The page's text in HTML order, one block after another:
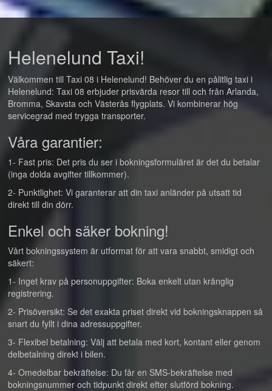
Helenelund Taxi!
Välkommen till Taxi 08 i Helenelund! Behöver du en pålitlig taxi i
Helenelund: Taxi 08 erbjuder prisvärda resor till och från Arlanda,
Bromma, Skavsta och Västerås flygplats. Vi kombinerar hög
servicegrad med trygga transporter.
Våra garantier:
1- Fast pris: Det pris du ser i bokningsformuläret är det du betalar
(inga dolda avgifter tillkommer).
2- Punktlighet: Vi garanterar att din taxi anländer på utsatt tid
direkt till din dörr.
Enkel och säker bokning!
Vårt bokningssystem är utformat för att vara snabbt, smidigt och
säkert:
1- Inget krav på personuppgifter: Boka enkelt utan krånglig
registrering.
2- Prisöversikt: Se det exakta priset direkt vid bokningsknappen så
snart du fyllt i dina adressuppgifter.
3- Flexibel betalning: Välj att betala med kort, kontant eller genom
delbetalning direkt i bilen.
4- Omedelbar bekräftelse: Du får en SMS-bekräftelse med
bokningsnummer och tidpunkt direkt efter slutförd bokning.